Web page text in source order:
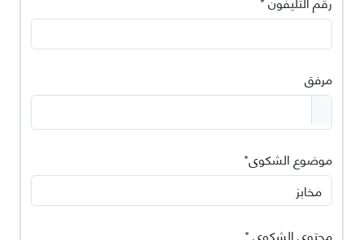
مرفق
موضوع الشكوى*
محتوى الشكوى *